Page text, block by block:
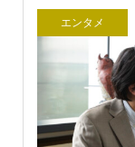
エンタメ